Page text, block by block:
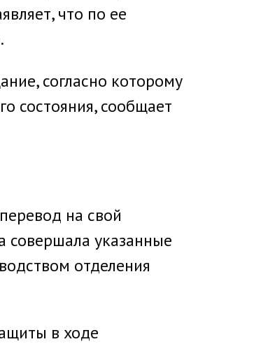
что по ее
согласно которому
состояния, сообщает
на свой
совершала указанные
отделения
в ходе